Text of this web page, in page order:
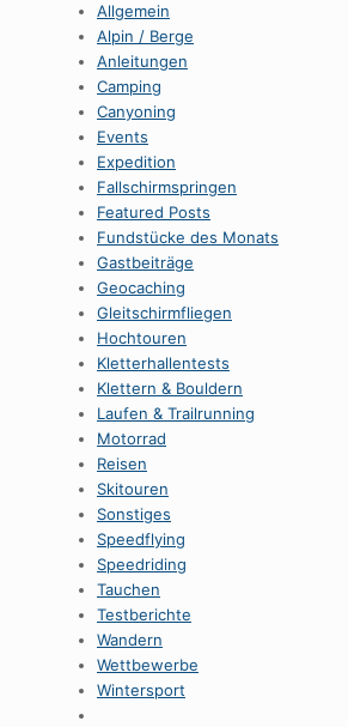
Allgemein
Alpin / Berge
Anleitungen
Camping
Canyoning
Events
Expedition
Fallschirmspringen
Featured Posts
Fundstücke des Monats
Gastbeiträge
Geocaching
Gleitschirmfliegen
Hochtouren
Kletterhallentests
Klettern & Bouldern
Laufen & Trailrunning
Motorrad
Reisen
Skitouren
Sonstiges
Speedflying
Speedriding
Tauchen
Testberichte
Wandern
Wettbewerbe
Wintersport